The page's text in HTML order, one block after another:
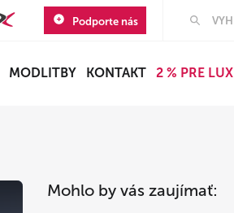
Podporte nás
MODLITBY KONTAKT 2 % PRE LUX
Mohlo by vás zaujímať: